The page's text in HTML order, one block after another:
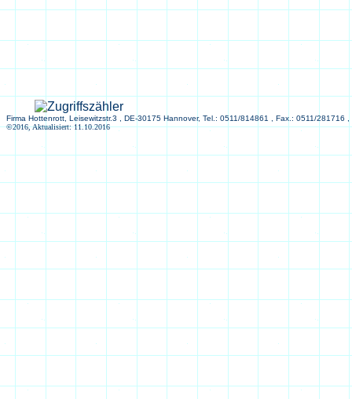
Firma Hottenrott, Leisewitzstr.3 , DE-30175 Hannover, Tel.: 0511/814861 , Fax.: 0511/281716
©2016, Aktualisiert: 11.10.2016